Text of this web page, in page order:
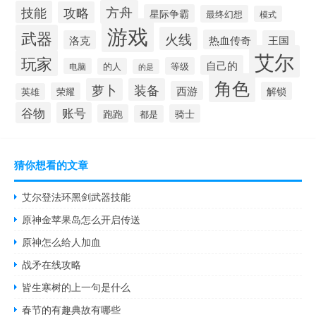
技能 攻略 方舟 星际争霸 最终幻想 模式
武器 洛克 游戏 火线 热血传奇 王国
玩家 电脑 的人 的是 等级 自己的 艾尔
英雄 荣耀 萝卜 装备 西游 角色 解锁
谷物 账号 跑跑 都是 骑士
猜你想看的文章
艾尔登法环黑剑武器技能
原神金苹果岛怎么开启传送
原神怎么给人加血
战矛在线攻略
皆生寒树的上一句是什么
春节的有趣典故有哪些